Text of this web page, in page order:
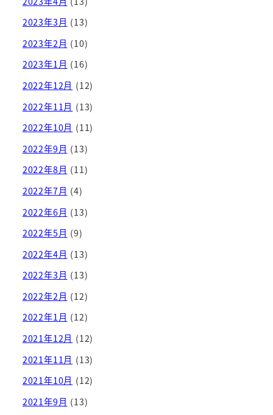
2023年3月 (13)
2023年2月 (10)
2023年1月 (16)
2022年12月 (12)
2022年11月 (13)
2022年10月 (11)
2022年9月 (13)
2022年8月 (11)
2022年7月 (4)
2022年6月 (13)
2022年5月 (9)
2022年4月 (13)
2022年3月 (13)
2022年2月 (12)
2022年1月 (12)
2021年12月 (12)
2021年11月 (13)
2021年10月 (12)
2021年9月 (13)